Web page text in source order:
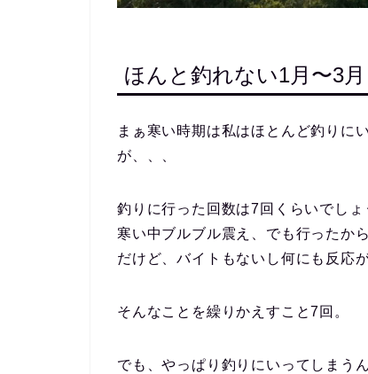
ほんと釣れない1月〜3月
まぁ寒い時期は私はほとんど釣りに
が、、、
釣りに行った回数は7回くらいでしょ
寒い中ブルブル震え、でも行ったか
だけど、バイトもないし何にも反応
そんなことを繰りかえすこと7回。
でも、やっぱり釣りにいってしまう